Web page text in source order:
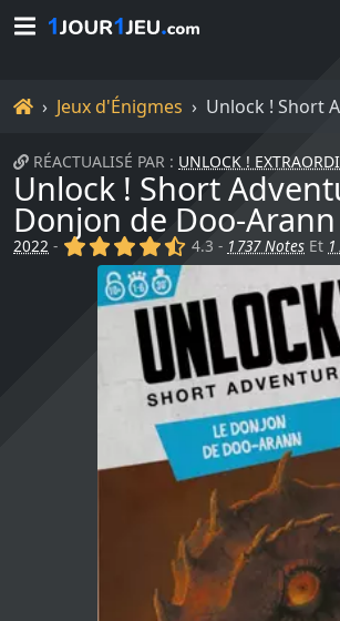
Accueil
Jeux d'Énigmes Unlock ! Short
RÉACTUALISÉ PAR : UNLOCK !
Unlock ! Short
Donjon de Doo-Arann
2022 - (x) (x) (x) (x) (,)
4.3 - 1 737 Notes Et